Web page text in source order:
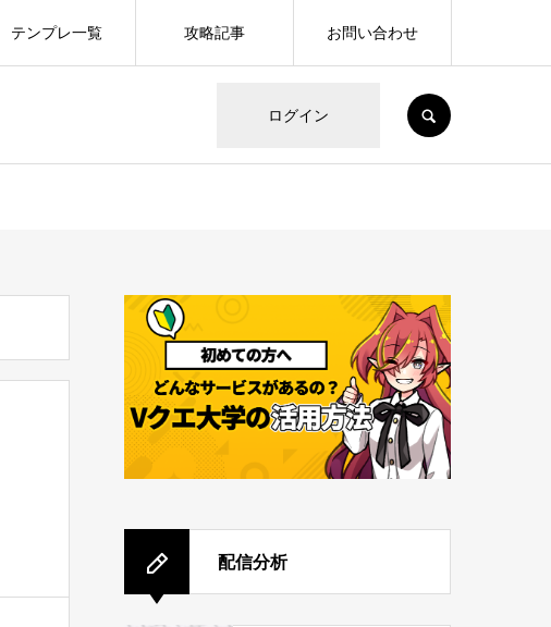
ログイン
テンプレ一覧 攻略記事 お問い合わせ
配信分析